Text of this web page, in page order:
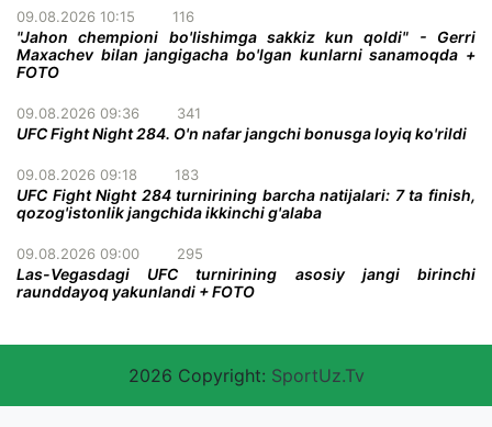
09.08.2026 10:15 116
"Jahon chempioni bo'lishimga sakkiz kun qoldi" - Gerri
Maxachev bilan jangigacha bo'lgan kunlarni sanamoqda +
FOTO
09.08.2026 09:36 341
UFC Fight Night 284. O'n nafar jangchi bonusga loyiq ko'rildi
09.08.2026 09:18 183
UFC Fight Night 284 turnirining barcha natijalari: 7 ta finish,
qozog'istonlik jangchida ikkinchi g'alaba
09.08.2026 09:00 295
Las-Vegasdagi UFC turnirining asosiy jangi birinchi
raunddayoq yakunlandi + FOTO
2026 Copyright: SportUz.Tv